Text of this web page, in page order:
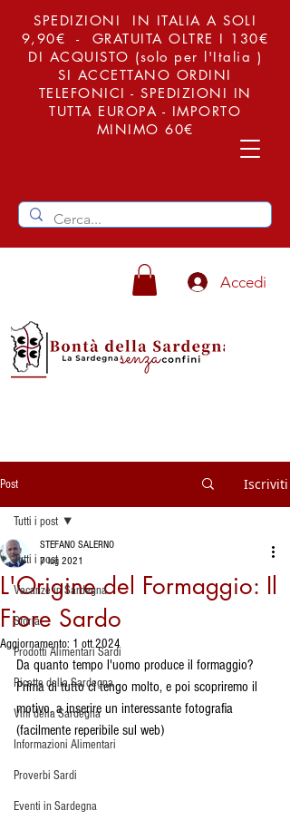
SPEDIZIONI IN ITALIA A SOLI
9,90€ - GRATUITA OLTRE I 130€
DI ACQUISTO (solo per l'Italia )
SI ACCETTANO ORDINI
TELEFONICI - SPEDIZIONI IN
TUTTA EUROPA - IMPORTO
MINIMO 60€
Accedi
Post Iscriviti
Tutti i post
Vacanze in Sardegna
Storia
Prodotti Alimentari Sardi
Ricette della Sardegna
Vini della Sardegna
Informazioni Alimentari
Proverbi Sardi
Eventi in Sardegna
Tutti i post
L'Origine del Formaggio: Il
Fiore Sardo
STEFANO SALERNO
7 lug 2021
Aggiornamento: 1 ott 2024
Da quanto tempo l'uomo produce il formaggio?
Prima di tutto ci tengo molto, e poi scopriremo il
motivo, a inserire un interessante fotografia
(facilmente reperibile sul web)